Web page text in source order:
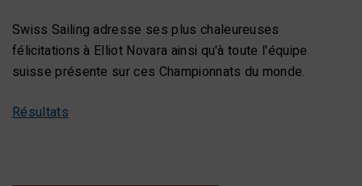
Swiss Sailing adresse ses plus chaleureuses
félicitations à Elliot Novara ainsi qu'à toute l'équipe
suisse présente sur ces Championnats du monde.
Résultats